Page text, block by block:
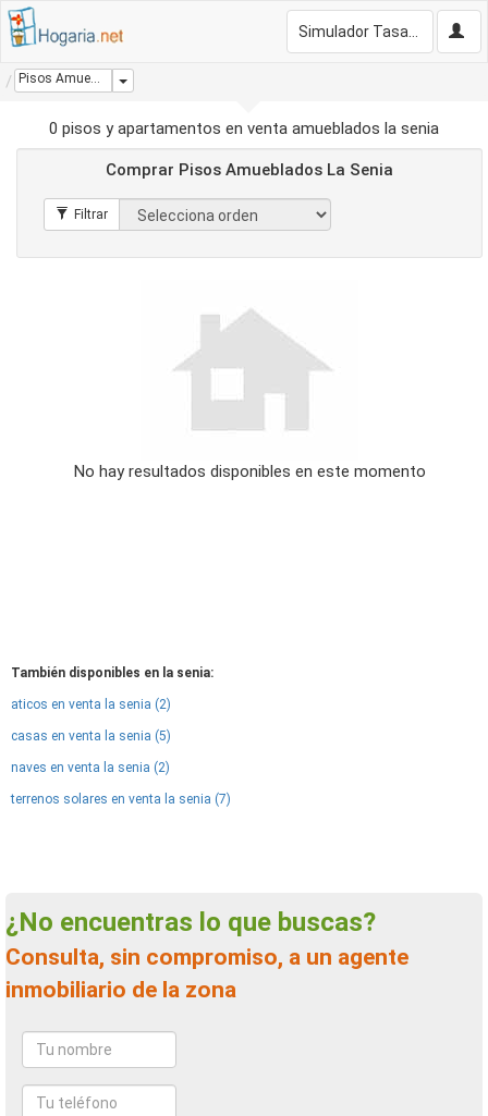
Pisos Amueblados La Senia Dropdown
0 pisos y apartamentos en venta amueblados la senia
Comprar Pisos Amueblados La Senia
No hay resultados disponibles en este momento
También disponibles en la senia:
aticos en venta la senia (2)
casas en venta la senia (5)
naves en venta la senia (2)
terrenos solares en venta la senia (7)
¿No encuentras lo que buscas?
Consulta, sin compromiso, a un agente
inmobiliario de la zona